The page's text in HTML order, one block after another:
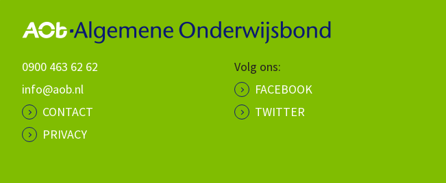
0900 463 62 62
info@aob.nl
CONTACT
PRIVACY
Volg ons:
FACEBOOK
TWITTER